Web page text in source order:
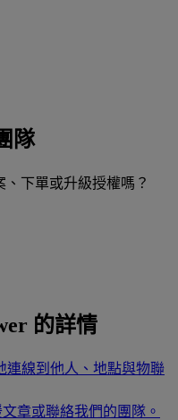
隊
下單或升級授權嗎？
的詳情
連線到他人、地點與物聯
章或聯絡我們的團隊。